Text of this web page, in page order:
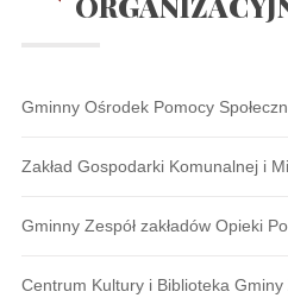
Gminny Ośrodek Pomocy
Zakład Gospodarki Komunalnej i
Gminny Zespół zakładów Opieki
Centrum Kultury i Biblioteka Gminy